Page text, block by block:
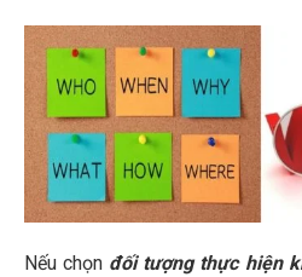
Nếu chọn đốitượng thực hiện